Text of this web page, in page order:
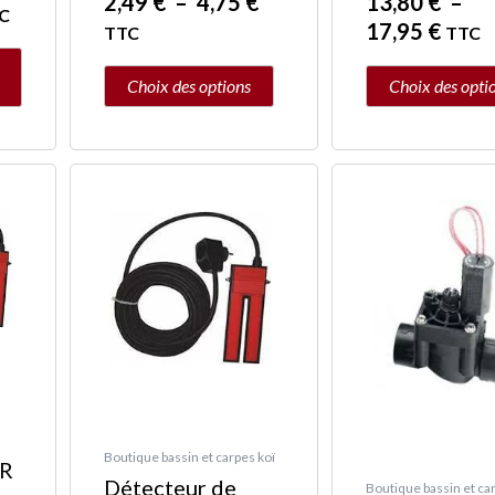
TTC
Choix des options
page
du
produit
17,95 € TTC
Choix des
page
du
produit
Boutique bassin et carpes koï
Détecteur de
Boutique bassin et